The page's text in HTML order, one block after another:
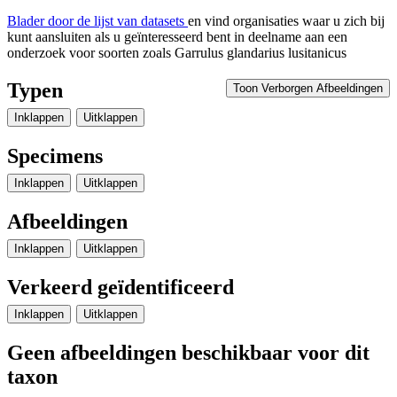
Blader door de lijst van datasets en vind organisaties waar u zich bij
kunt aansluiten als u geïnteresseerd bent in deelname aan een
onderzoek voor soorten zoals Garrulus glandarius lusitanicus
Toon Verborgen Afbeeldingen
Typen
Inklappen Uitklappen
Specimens
Inklappen Uitklappen
Afbeeldingen
Inklappen Uitklappen
Verkeerd geïdentificeerd
Inklappen Uitklappen
Geen afbeeldingen beschikbaar voor dit
taxon